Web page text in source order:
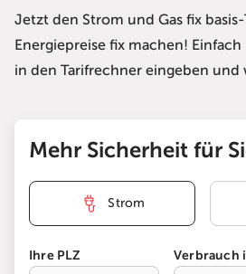
Jetzt den Strom und Gas fix
Energiepreise fix machen!
in den Tarifrechner eingeben und
Mehr Sicherheit für
Strom
Ihre PLZ
Verbrauch